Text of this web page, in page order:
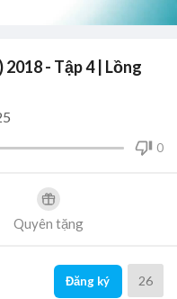
- Tập 4 | Lồng
0
Quyên tặng
Đăng ký 26